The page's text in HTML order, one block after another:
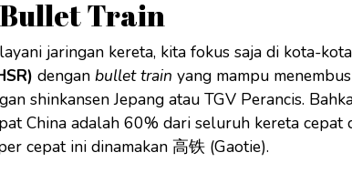
Train
jaringan kereta, kita fokus saja di kota-
dengan bullet train yang mampu
shinkansen Jepang atau TGV Perancis.
China adalah 60% dari seluruh kereta cepat
cepat ini dinamakan 高铁 (Gaotie).